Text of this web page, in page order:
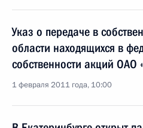
Указ о передаче в
области находящихся в
собственности акций ОАО
1 февраля 2011 года, 10:00